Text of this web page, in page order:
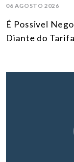
06 AGOSTO 2026
É Possível
Diante do